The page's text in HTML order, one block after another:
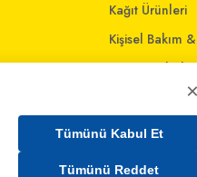
Kağıt Ürünleri
Kişisel Bakım
Anne - Bebek
Ev & Yaşam
×
Tümünü Kabul Et
Tümünü Reddet